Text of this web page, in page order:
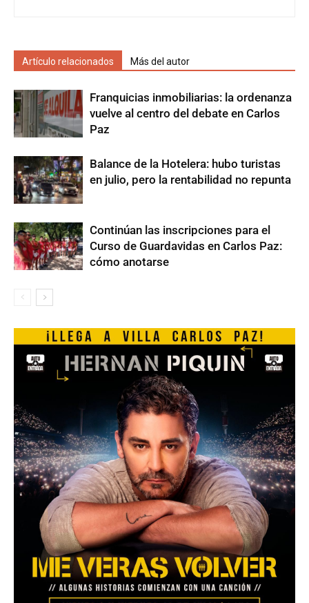
Artículo relacionados Más del autor
Franquicias inmobiliarias: la ordenanza
vuelve al centro del debate en Carlos
Paz
Balance de la Hotelera: hubo turistas
en julio, pero la rentabilidad no repunta
Continúan las inscripciones para el
Curso de Guardavidas en Carlos Paz:
cómo anotarse